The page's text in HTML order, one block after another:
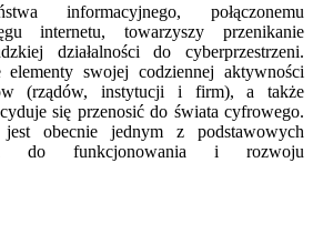
informacyjnego, połączonemu
internetu, towarzyszy przenikanie
działalności do cyberprzestrzeni.
swojej codziennej aktywności
(rządów, instytucji i firm), a także
się przenosić do świata cyfrowego.
jest obecnie jednym z podstawowych
do funkcjonowania i rozwoju